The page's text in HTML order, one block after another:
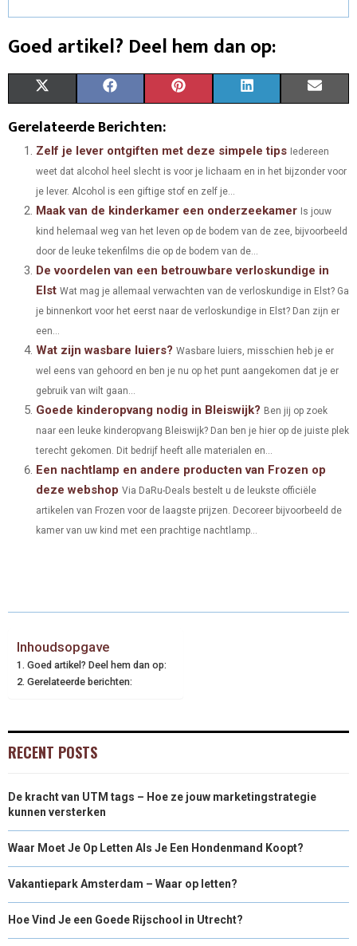
Goed artikel? Deel hem dan op:
A
R
O
T
W
T
E
R
)
A
R
O
C
E
B
O
K
A
R
O
N
T
R
S
T
A
R
O
N
K
E
D
N
R
O
I
Gerelateerde Berichten:
Zelf je lever ontgiften met deze simpele tips Iedereen
weet dat alcohol heel slecht is voor je lichaam en in het bijzonder voor
je lever. Alcohol is een giftige stof en zelf je...
Maak van de kinderkamer een onderzeekamer Is jouw
kind helemaal weg van het leven op de bodem van de zee, bijvoorbeeld
door de leuke tekenfilms die op de bodem van de...
De voordelen van een betrouwbare verloskundige in
Elst Wat mag je allemaal verwachten van de verloskundige in Elst? Ga
je binnenkort voor het eerst naar de verloskundige in Elst? Dan zijn er
een...
Wat zijn wasbare luiers? Wasbare luiers, misschien heb je er
wel eens van gehoord en ben je nu op het punt aangekomen dat je er
gebruik van wilt gaan...
Goede kinderopvang nodig in Bleiswijk? Ben jij op zoek
naar een leuke kinderopvang Bleiswijk? Dan ben je hier op de juiste plek
terecht gekomen. Dit bedrijf heeft alle materialen en...
Een nachtlamp en andere producten van Frozen op
deze webshop Via DaRu-Deals bestelt u de leukste officiële
artikelen van Frozen voor de laagste prijzen. Decoreer bijvoorbeeld de
kamer van uw kind met een prachtige nachtlamp...
Inhoudsopgave
Goed artikel? Deel hem dan op:
Gerelateerde berichten:
RECENT POSTS
De kracht van UTM tags – Hoe ze jouw marketingstrategie
kunnen versterken
Waar Moet Je Op Letten Als Je Een Hondenmand Koopt?
Vakantiepark Amsterdam – Waar op letten?
Hoe Vind Je een Goede Rijschool in Utrecht?